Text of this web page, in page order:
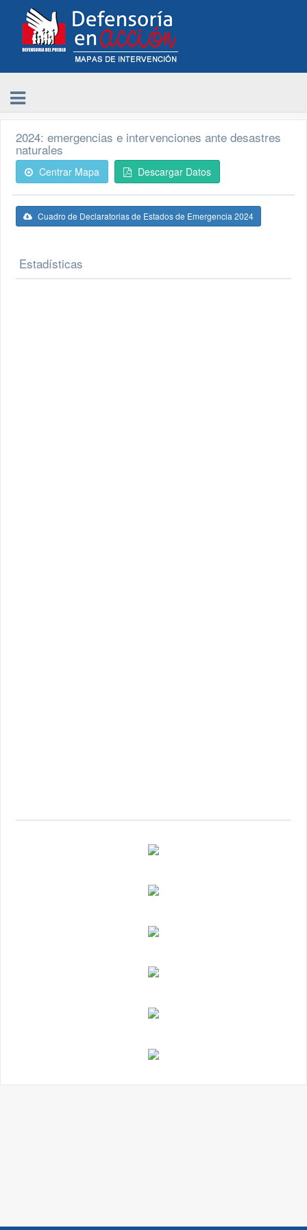
2024: emergencias e intervenciones ante desastres
naturales
Centrar Mapa Descargar Datos
Cuadro de Declaratorias de Estados de Emergencia 2024
Estadísticas